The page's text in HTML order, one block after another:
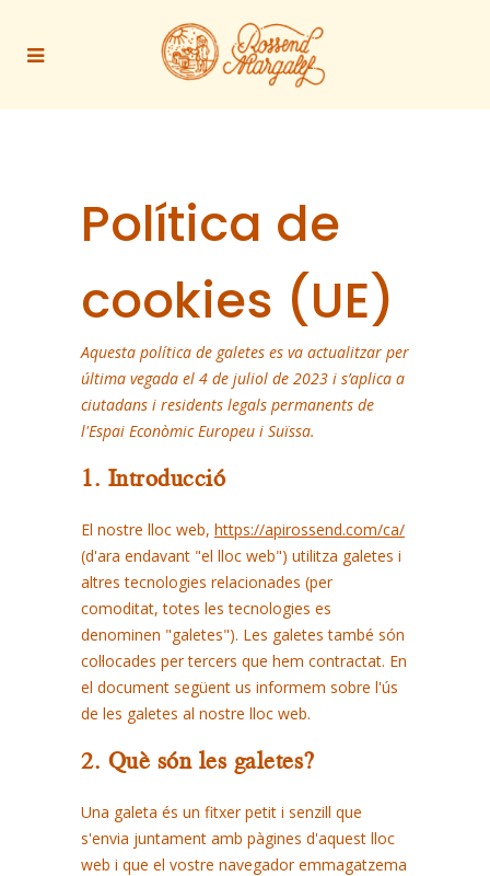
Política de
cookies (UE)
Aquesta política de galetes es va actualitzar per
última vegada el 4 de juliol de 2023 i s’aplica a
ciutadans i residents legals permanents de
l'Espai Econòmic Europeu i Suïssa.
1. Introducció
El nostre lloc web, https://apirossend.com/ca/
(d'ara endavant "el lloc web") utilitza galetes i
altres tecnologies relacionades (per
comoditat, totes les tecnologies es
denominen "galetes"). Les galetes també són
col·locades per tercers que hem contractat. En
el document següent us informem sobre l'ús
de les galetes al nostre lloc web.
2. Què són les galetes?
Una galeta és un fitxer petit i senzill que
s'envia juntament amb pàgines d'aquest lloc
web i que el vostre navegador emmagatzema